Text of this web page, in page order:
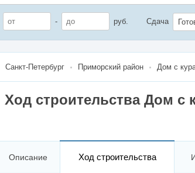
- руб. Сдача
Санкт-Петербург Приморский район Дом с
Ход строительства Дом с
Описание Ход строительства